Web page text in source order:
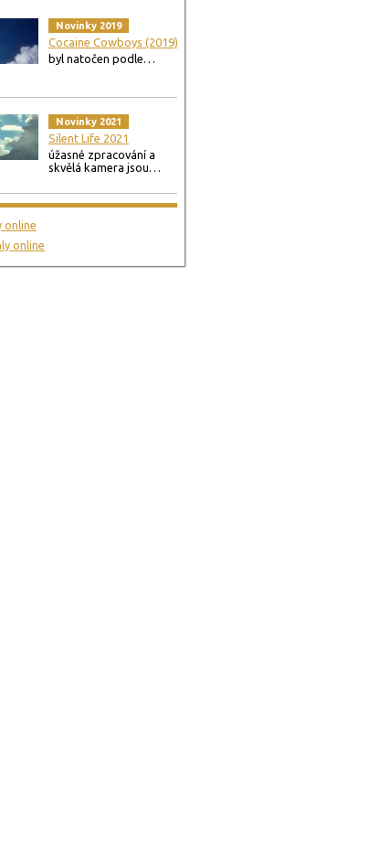
Novinky 2019
Cocaine Cowboys (2019)
byl natočen podle…
Novinky 2021
Silent Life 2021
úžasné zpracování a
skvělá kamera jsou…
online
online